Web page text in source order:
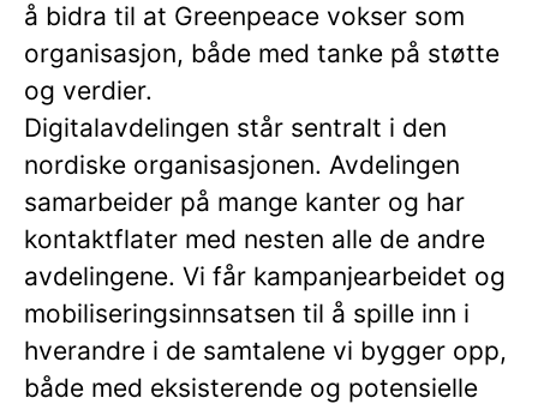
å bidra til at Greenpeace vokser som
organisasjon, både med tanke på støtte
og verdier.
Digitalavdelingen står sentralt i den
nordiske organisasjonen. Avdelingen
samarbeider på mange kanter og har
kontaktflater med nesten alle de andre
avdelingene. Vi får kampanjearbeidet og
mobiliseringsinnsatsen til å spille inn i
hverandre i de samtalene vi bygger opp,
både med eksisterende og potensielle